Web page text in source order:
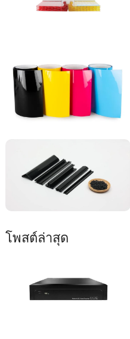
โพสต์ล่าสุด